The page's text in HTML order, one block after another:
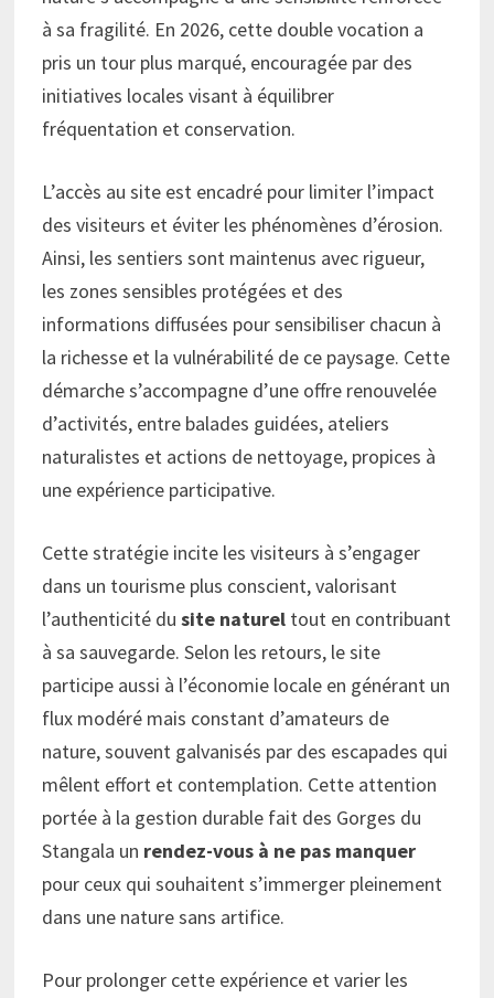
à sa fragilité. En 2026, cette double vocation a
pris un tour plus marqué, encouragée par des
initiatives locales visant à équilibrer
fréquentation et conservation.
L’accès au site est encadré pour limiter l’impact
des visiteurs et éviter les phénomènes d’érosion.
Ainsi, les sentiers sont maintenus avec rigueur,
les zones sensibles protégées et des
informations diffusées pour sensibiliser chacun à
la richesse et la vulnérabilité de ce paysage. Cette
démarche s’accompagne d’une offre renouvelée
d’activités, entre balades guidées, ateliers
naturalistes et actions de nettoyage, propices à
une expérience participative.
Cette stratégie incite les visiteurs à s’engager
dans un tourisme plus conscient, valorisant
l’authenticité dusite naturel tout en contribuant
à sa sauvegarde. Selon les retours, le site
participe aussi à l’économie locale en générant un
flux modéré mais constant d’amateurs de
nature, souvent galvanisés par des escapades qui
mêlent effort et contemplation. Cette attention
portée à la gestion durable fait des Gorges du
Stangala un rendez-vous à ne pas manquer
pour ceux qui souhaitent s’immerger pleinement
dans une nature sans artifice.
Pour prolonger cette expérience et varier les